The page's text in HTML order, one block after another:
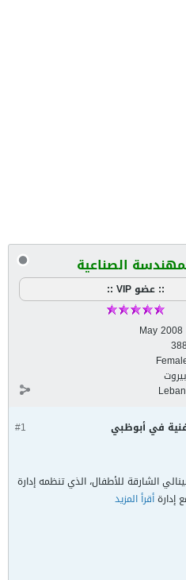
الصناعية
:: عضو VIP ::
May 2008
بيروت
#1 في أبوظبي
الشارقة للأطفال، الذي تنظمه إدارة
إدارةأقرأ المزيد